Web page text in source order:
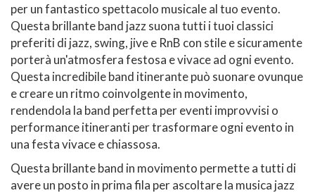
per un fantastico spettacolo musicale al tuo evento.
Questa brillante band jazz suona tutti i tuoi classici
preferiti di jazz, swing, jive e RnB con stile e sicuramente
porterà un'atmosfera festosa e vivace ad ogni evento.
Questa incredibile band itinerante può suonare ovunque
e creare un ritmo coinvolgente in movimento,
rendendola la band perfetta per eventi improvvisi o
performance itineranti per trasformare ogni evento in
una festa vivace e chiassosa.
Questa brillante band in movimento permette a tutti di
avere un posto in prima fila per ascoltare la musica jazz